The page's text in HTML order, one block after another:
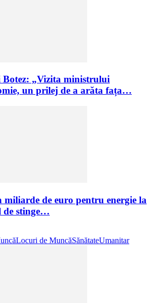
„Vizita ministrului
un prilej de a arăta fața…
miliarde de euro pentru energie la
de stinge…
Locuri de MuncăSănătateUmanitar